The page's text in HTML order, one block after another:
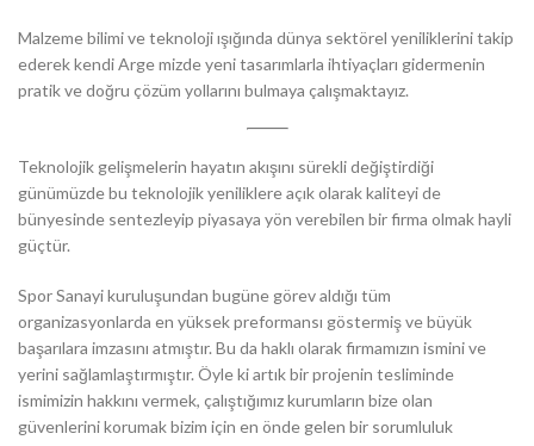
Malzeme bilimi ve teknoloji ışığında dünya sektörel yeniliklerini takip
ederek kendi Arge mizde yeni tasarımlarla ihtiyaçları gidermenin
pratik ve doğru çözüm yollarını bulmaya çalışmaktayız.
Teknolojik gelişmelerin hayatın akışını sürekli değiştirdiği
günümüzde bu teknolojik yeniliklere açık olarak kaliteyi de
bünyesinde sentezleyip piyasaya yön verebilen bir firma olmak hayli
güçtür.
Spor Sanayi kuruluşundan bugüne görev aldığı tüm
organizasyonlarda en yüksek preformansı göstermiş ve büyük
başarılara imzasını atmıştır. Bu da haklı olarak firmamızın ismini ve
yerini sağlamlaştırmıştır. Öyle ki artık bir projenin tesliminde
ismimizin hakkını vermek, çalıştığımız kurumların bize olan
güvenlerini korumak bizim için en önde gelen bir sorumluluk